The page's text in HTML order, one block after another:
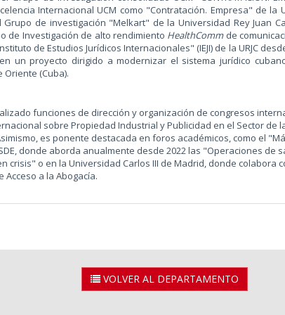
Internacional UCM como "Contratación. Empresa" de la
de investigación "Melkart" de la Universidad Rey Juan
de Investigación de alto rendimiento HealthComm de
de Estudios Jurídicos Internacionales" (IEJI) de la URJC
un proyecto dirigido a modernizar el sistema jurídico
(Cuba).
funciones de dirección y organización de congresos
sobre Propiedad Industrial y Publicidad en el Sector de
es ponente destacada en foros académicos, como el
donde aborda anualmente desde 2022 las "Operaciones de
crisis" o en la Universidad Carlos III de Madrid, donde colabora
Acceso a la Abogacía.
VOLVER AL DEPARTAMENTO